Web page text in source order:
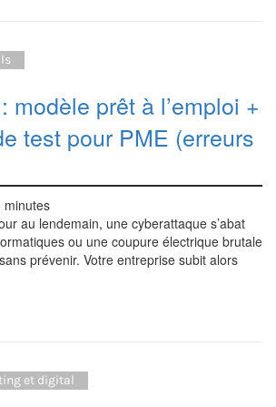
modèle prêt à l’emploi +
test pour PME (erreurs
minutes
au lendemain, une cyberattaque s’abat
ou une coupure électrique brutale
prévenir. Votre entreprise subit alors
et digital